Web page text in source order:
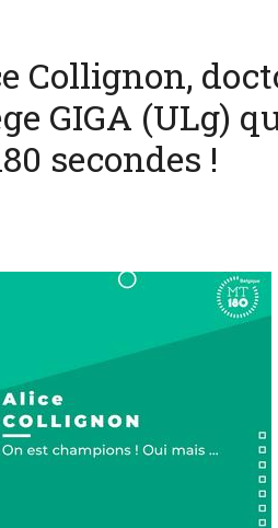
Collignon,
GIGA (ULg)
secondes !